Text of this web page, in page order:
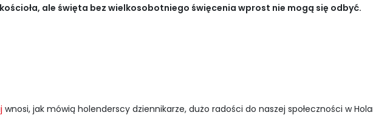
ale święta bez wielkosobotniego święcenia wprost nie mogą się odbyć.
wnosi, jak mówią holenderscy dziennikarze, dużo radości do naszej społeczności w